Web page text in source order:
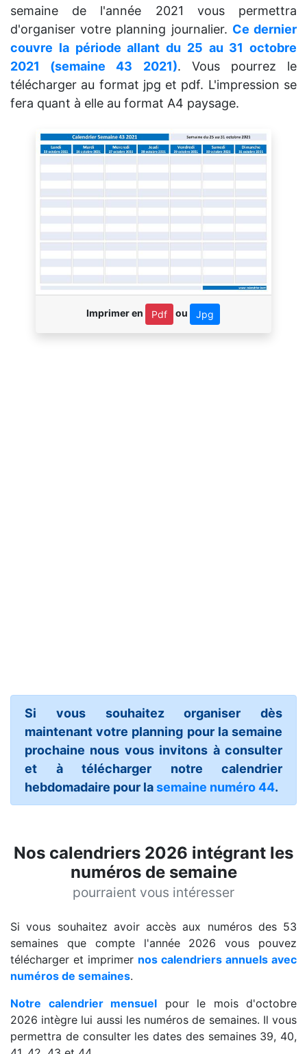
semaine de l'année 2021 vous permettra
d'organiser votre planning journalier. Ce dernier
couvre la période allant du 25 au 31 octobre
2021 (semaine 43 2021). Vous pourrez le
télécharger au format jpg et pdf. L'impression se
fera quant à elle au format A4 paysage.
Imprimer en Pdf ou Jpg
Si vous souhaitez organiser dès
maintenant votre planning pour la semaine
prochaine nous vous invitons à consulter
et à télécharger notre calendrier
hebdomadaire pour lasemaine numéro 44.
Nos calendriers 2026 intégrant les
numéros de semaine
pourraient vous intéresser
Si vous souhaitez avoir accès aux numéros des 53
semaines que compte l'année 2026 vous pouvez
télécharger et imprimer nos calendriers annuels avec
numéros de semaines.
Notre calendrier mensuel pour le mois d'octobre
2026 intègre lui aussi les numéros de semaines. Il vous
permettra de consulter les dates des semaines 39, 40,